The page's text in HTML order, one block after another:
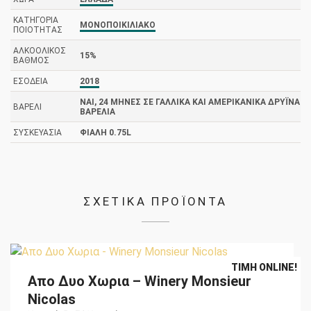
ΚΑΤΗΓΟΡΊΑ
ΠΟΙΌΤΗΤΑΣ
ΜΟΝΟΠΟΙΚΙΛΙΑΚΌ
ΑΛΚΟΟΛΙΚΌΣ
ΒΑΘΜΌΣ
15%
ΕΣΟΔΕΊΑ 2018
ΒΑΡΈΛΙ
ΝΑΙ, 24 ΜΉΝΕΣ ΣΕ ΓΑΛΛΙΚΆ ΚΑΙ ΑΜΕΡΙΚΑΝΙΚΆ ΔΡΎΙΝΑ
ΒΑΡΈΛΙΑ
ΣΥΣΚΕΥΑΣΊΑ ΦΙΆΛΗ 0.75L
ΣΧΕΤΙΚΑ ΠΡΟΪΟΝΤΑ
price
was:
τρέχουσα
ΤΙΜΉ ONLINE!
Απο Δυο Χωρια – Winery Monsieur
Nicolas